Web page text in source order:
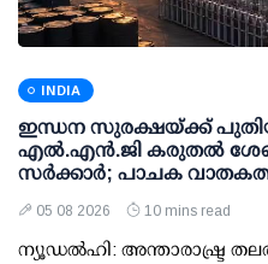
INDIA
ഇന്ധന സുരക്ഷയ്ക്ക് പുതിയ
എല്‍.എന്‍.ജി കരുതല്‍
സര്‍ക്കാര്‍; പാചക
05 08 2026 10 mins read
ന്യൂഡല്‍ഹി: അന്താരാഷ്ട്ര